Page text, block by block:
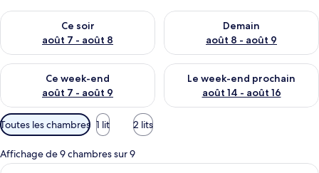
Ce soir
août 7 - août 8
Vérifier la disponibilité pour ce soir août 7 - août 8
Demain
août 8 - août 9
Vérifier la disponibilité pour
Ce week-end
août 7 - août 9
Vérifier la disponibilité pour ce week-end août 7 - août 9
Le week-end prochain
août 14 - août 16
Vérifier la disponibilité pour
Filtres
disponibles
pour
les
Toutes les chambres 1 lit 2 lits
Affichage de 9 chambres sur 9